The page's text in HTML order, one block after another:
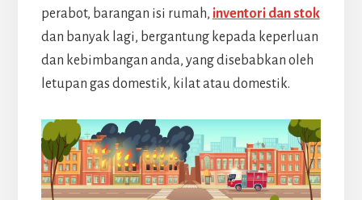
perabot, barangan isi rumah, inventori dan stok
dan banyak lagi, bergantung kepada keperluan
dan kebimbangan anda, yang disebabkan oleh
letupan gas domestik, kilat atau domestik.